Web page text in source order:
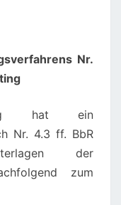
Nr.
hat ein
Nr. 4.3 ff. BbR
der
zum